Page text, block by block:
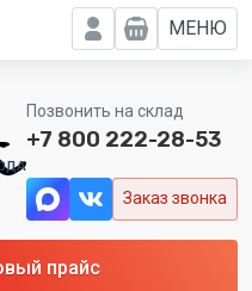
МЕНЮ
Позвонить на склад
+7 800 222-28-53
Заказ звонка
прайс